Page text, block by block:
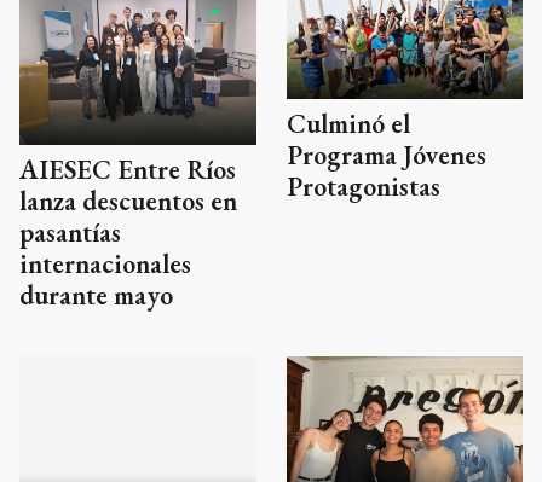
AIESEC Entre Ríos
lanza descuentos en
pasantías
internacionales
durante mayo
Culminó el
Programa Jóvenes
Protagonistas